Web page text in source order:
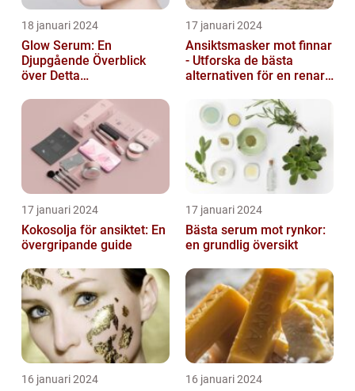
18 januari 2024
Glow Serum: En
Djupgående Överblick
över Detta
17 januari 2024
Ansiktsmasker mot finnar
- Utforska de bästa
alternativen för en renare
17 januari 2024
Kokosolja för ansiktet: En
övergripande guide
17 januari 2024
Bästa serum mot rynkor:
en grundlig översikt
16 januari 2024 16 januari 2024